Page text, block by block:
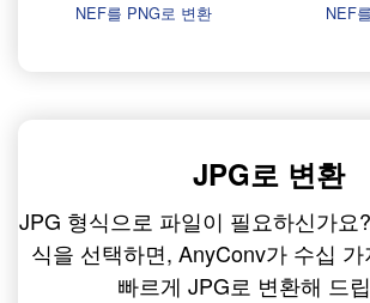
NEF를 PNG로 변환
NEF
JPG로 변환
JPG 형식으로 파일이 필요하신가요
식을 선택하면, AnyConv가 수십
빠르게 JPG로 변환해 드